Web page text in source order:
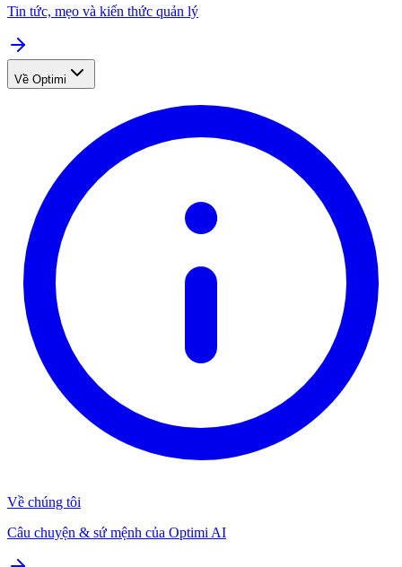
Tin tức, mẹo và kiến thức quản lý
Về Optimi
Về chúng tôi
Câu chuyện & sứ mệnh của Optimi AI